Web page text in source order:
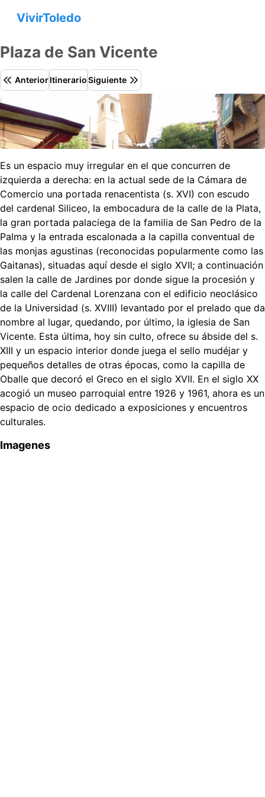
VivirToledo
Plaza de San Vicente
AnteriorItinerarioSiguiente
Es un espacio muy irregular en el que concurren de
izquierda a derecha: en la actual sede de la Cámara de
Comercio una portada renacentista (s. XVI) con escudo
del cardenal Siliceo, la embocadura de la calle de la Plata,
la gran portada palaciega de la familia de San Pedro de la
Palma y la entrada escalonada a la capilla conventual de
las monjas agustinas (reconocidas popularmente como las
Gaitanas), situadas aquí desde el siglo XVII; a continuación
salen la calle de Jardines por donde sigue la procesión y
la calle del Cardenal Lorenzana con el edificio neoclásico
de la Universidad (s. XVIII) levantado por el prelado que da
nombre al lugar, quedando, por último, la iglesia de San
Vicente. Esta última, hoy sin culto, ofrece su ábside del s.
XIII y un espacio interior donde juega el sello mudéjar y
pequeños detalles de otras épocas, como la capilla de
Oballe que decoró el Greco en el siglo XVII. En el siglo XX
acogió un museo parroquial entre 1926 y 1961, ahora es un
espacio de ocio dedicado a exposiciones y encuentros
culturales.
Imagenes